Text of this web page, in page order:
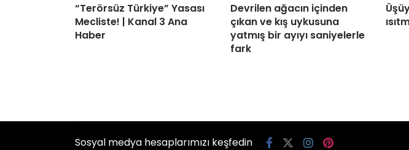
“Terörsüz Türkiye” Yasası
Mecliste! | Kanal 3 Ana
Haber
Devrilen ağacın içinden
çıkan ve kış uykusuna
yatmış bir ayıyı saniyelerle
fark
Sosyal medya hesaplarımızı keşfedin